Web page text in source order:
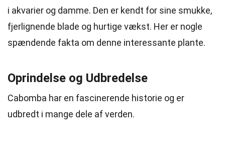
i akvarier og damme. Den er kendt for sine smukke,
fjerlignende blade og hurtige vækst. Her er nogle
spændende fakta om denne interessante plante.
Oprindelse og Udbredelse
Cabomba har en fascinerende historie og er
udbredt i mange dele af verden.